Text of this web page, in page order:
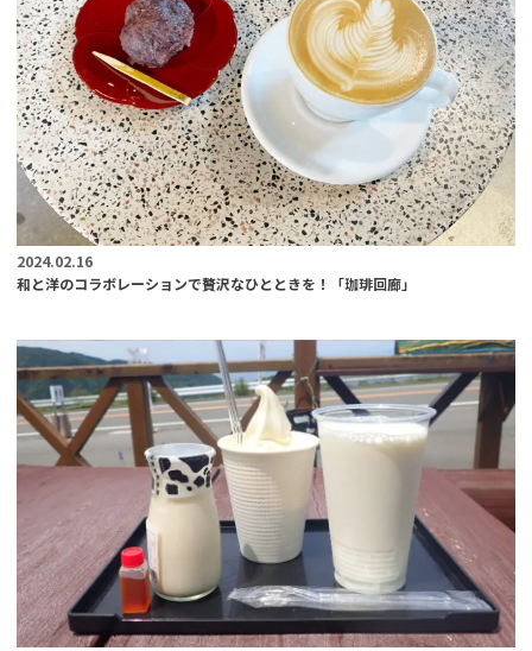
2024.02.16
和と洋のコラボレーションで贅沢なひとときを！「珈琲回廊」